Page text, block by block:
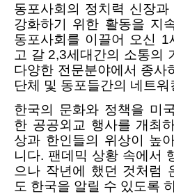
동포사회의 정치력 신장
강화하기 위한 활동을 지
동포사회를 이끌어 오신 1
고 갈 2,3세대간의 소통의
다양한 전문분야에서 종사
단체 및 동포들간의 네트
한국의 문화와 정책을 미
한 공공외교 행사를 개최
상과 한인들의 위상이 높
니다. 팬데믹 상황 속에서
으나 작년에 했던 것처럼
도 한국을 알릴 수 있도록